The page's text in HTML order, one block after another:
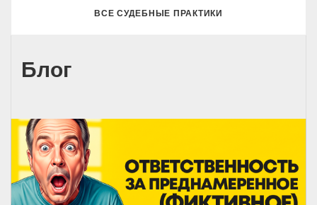
ВСЕ СУДЕБНЫЕ ПРАКТИКИ
Блог